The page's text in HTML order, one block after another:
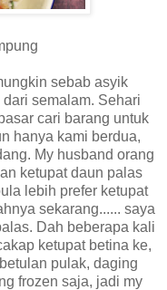
sebab asyik
semalam. Sehari
cari barang untuk
hanya kami berdua,
My husband orang
ketupat daun palas
lebih prefer ketupat
sekarang...... saya
Dah beberapa kali
ketupat betina ke,
pulak, daging
frozen saja, jadi my